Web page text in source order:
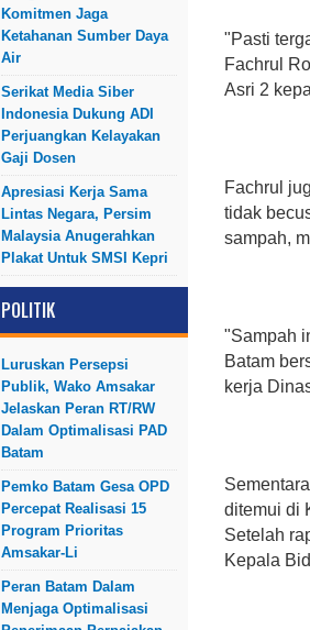
Komitmen Jaga
Ketahanan Sumber Daya
Air
Serikat Media Siber
Indonesia Dukung ADI
Perjuangkan Kelayakan
Gaji Dosen
Apresiasi Kerja Sama
Lintas Negara, Persim
Malaysia Anugerahkan
Plakat Untuk SMSI Kepri
POLITIK
Luruskan Persepsi
Publik, Wako Amsakar
Jelaskan Peran RT/RW
Dalam Optimalisasi PAD
Batam
Pemko Batam Gesa OPD
Percepat Realisasi 15
Program Prioritas
Amsakar-Li
Peran Batam Dalam
Menjaga Optimalisasi
"Pasti
Fachrul
Asri 2
Fachrul
tidak
sampah,
"Sampah
Batam
kerja
ditemui di
Setelah
Kepala